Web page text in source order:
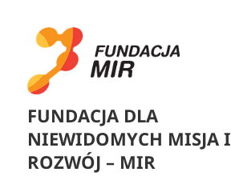
FUNDACJA DLA
NIEWIDOMYCH MISJA I
ROZWÓJ – MIR